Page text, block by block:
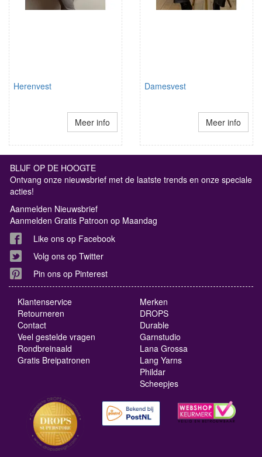
Herenvest
Meer info
Damesvest
Meer info
BLIJF OP DE HOOGTE
Ontvang onze nieuwsbrief met de laatste trends en onze speciale
acties!
Aanmelden Nieuwsbrief
Aanmelden Gratis Patroon op Maandag
Like ons op Facebook
Volg ons op Twitter
Pin ons op Pinterest
Klantenservice
Retourneren
Contact
Veel gestelde vragen
Rondbreinaald
Gratis Breipatronen
Merken
DROPS
Durable
Garnstudio
Lana Grossa
Lang Yarns
Phildar
Scheepjes